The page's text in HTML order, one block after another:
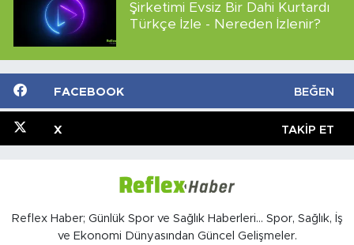
Şirketimi Evsiz Bir Dahi Kurtardı
Türkçe İzle - Nereden İzlenir?
FACEBOOK BEĞEN
X TAKIP ET
Reflex Haber; Günlük Spor ve Sağlık Haberleri... Spor, Sağlık, İş
ve Ekonomi Dünyasından Güncel Gelişmeler.